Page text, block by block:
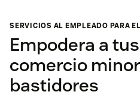
SERVICIOS AL EMPLEADO PARA
Empodera a
comercio
bastidores